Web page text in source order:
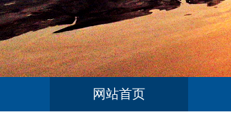
网站首页